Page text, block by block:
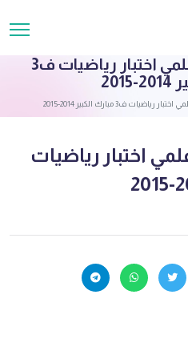
الصف الحادي عشر علمي اختبار رياضيات ف3
ف3 مبارك الكبير 2014-2015
اختبار رياضيات